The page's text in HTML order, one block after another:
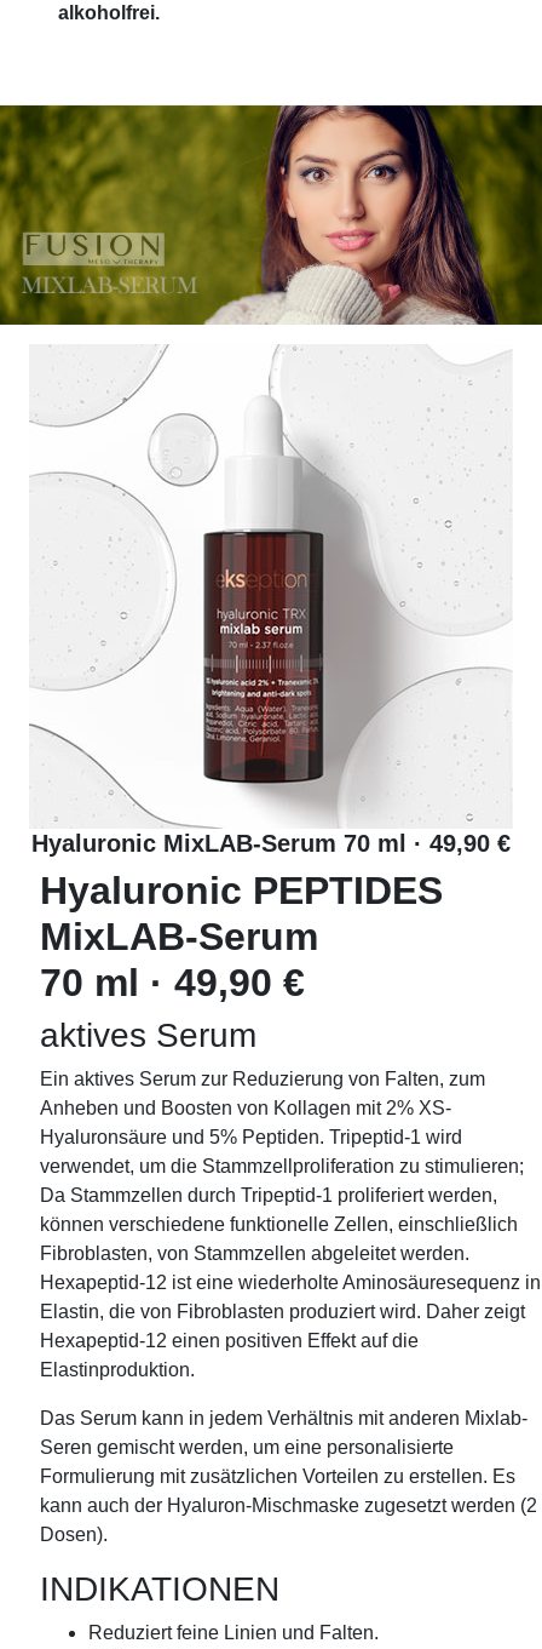
alkoholfrei.
Hyaluronic MixLAB-Serum 70 ml · 49,90 €
Hyaluronic PEPTIDES
MixLAB-Serum
70 ml · 49,90 €
aktives Serum
Ein aktives Serum zur Reduzierung von Falten, zum
Anheben und Boosten von Kollagen mit 2% XS-
Hyaluronsäure und 5% Peptiden. Tripeptid-1 wird
verwendet, um die Stammzellproliferation zu stimulieren;
Da Stammzellen durch Tripeptid-1 proliferiert werden,
können verschiedene funktionelle Zellen, einschließlich
Fibroblasten, von Stammzellen abgeleitet werden.
Hexapeptid-12 ist eine wiederholte Aminosäuresequenz in
Elastin, die von Fibroblasten produziert wird. Daher zeigt
Hexapeptid-12 einen positiven Effekt auf die
Elastinproduktion.
Das Serum kann in jedem Verhältnis mit anderen Mixlab-
Seren gemischt werden, um eine personalisierte
Formulierung mit zusätzlichen Vorteilen zu erstellen. Es
kann auch der Hyaluron-Mischmaske zugesetzt werden (2
Dosen).
INDIKATIONEN
Reduziert feine Linien und Falten.